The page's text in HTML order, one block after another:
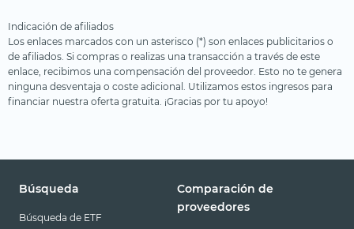
Indicación de afiliados
Los enlaces marcados con un asterisco (*) son enlaces publicitarios o
de afiliados. Si compras o realizas una transacción a través de este
enlace, recibimos una compensación del proveedor. Esto no te genera
ninguna desventaja o coste adicional. Utilizamos estos ingresos para
financiar nuestra oferta gratuita. ¡Gracias por tu apoyo!
Búsqueda
Búsqueda de ETF
Comparación de
proveedores